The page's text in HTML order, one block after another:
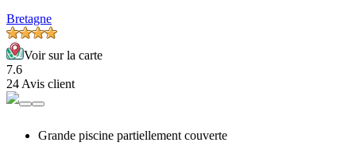
Bretagne
Voir sur la carte
7.6
24 Avis client
Grande piscine partiellement couverte